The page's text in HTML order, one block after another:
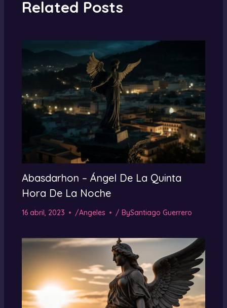
Related Posts
Abasdarhon – Ángel De La Quinta
Hora De La Noche
16 abril, 2023 /Angeles / BySantiago Guerrero